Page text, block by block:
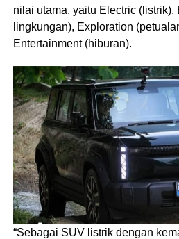
nilai utama, yaitu Electric (listrik),
lingkungan), Exploration
Entertainment (hiburan).
“Sebagai SUV listrik dengan